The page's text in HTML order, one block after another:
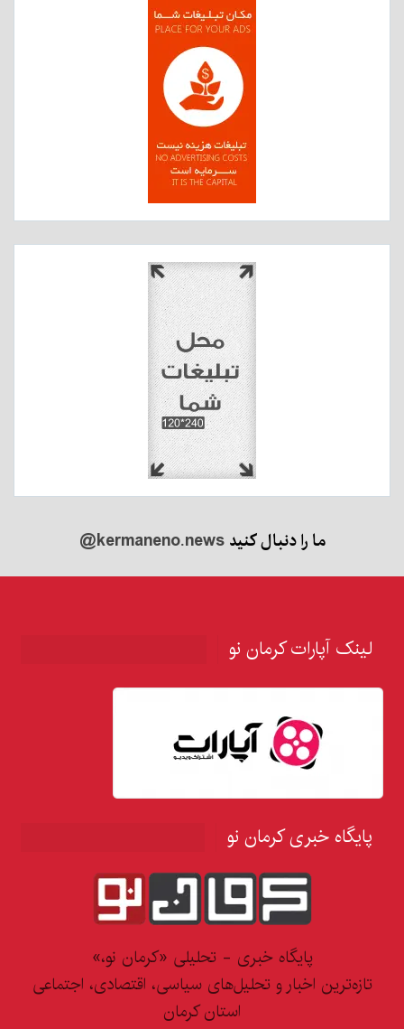
ما را دنبال کنید@kermaneno.news
لینک آپارات کرمان نو
پایگاه خبری کرمان نو
پایگاه خبری - تحلیلی «کرمان نو،»
تازه‌ترین اخبار و تحلیل‌های سیاسی، اقتصادی، اجتماعی
استان کرمان